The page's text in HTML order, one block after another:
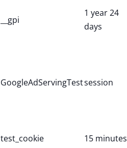
__gpi
1 year 24
days
GoogleAdServingTestsession
test_cookie 15 minutes